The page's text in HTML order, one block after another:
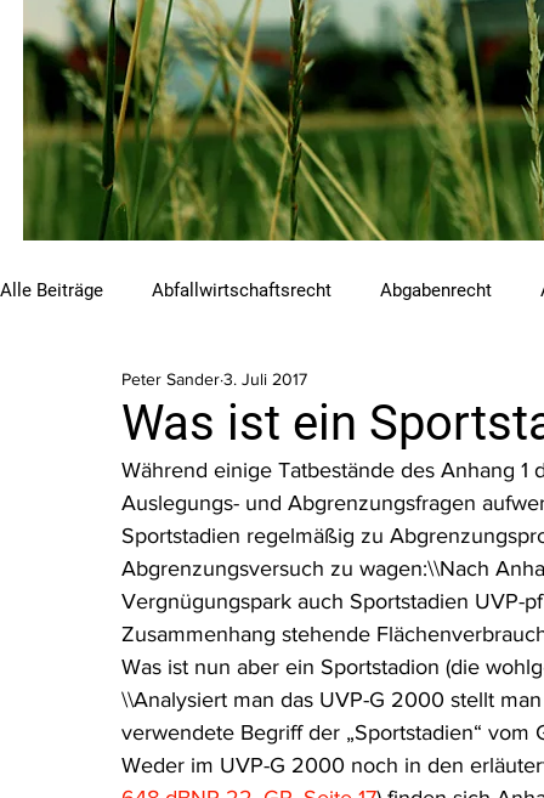
Alle Beiträge Abfallwirtschaftsrecht Abgabenrecht
Beihilfen und Förderungen
Luftreinhalterecht Naturschutzrecht
Rohstoffrecht (Umwelt-)Strafrecht Tierschutzrecht
Verfahrensrecht Vergaberecht Verkehr- und
Wasserrecht RDU Umwelt-Ausgabe Erdgas
Was ist ein
Peter Sander3. Juli 2017
Während einige Tatbestände des Anhang
Auslegungs- und Abgrenzungsfragen
Sportstadien regelmäßig zu
Abgrenzungsversuch zu wagen:\\Nach
Vergnügungspark auch Sportstadien UVP-
Zusammenhang stehende
Was ist nun aber ein Sportstadion (die
\\Analysiert man das UVP-G 2000 stellt
verwendete Begriff der „Sportstadien“
Weder im UVP-G 2000 noch in den